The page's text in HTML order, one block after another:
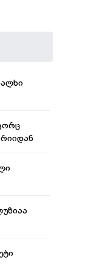
ხალხი
ილუზიაა
- ბეკეტი